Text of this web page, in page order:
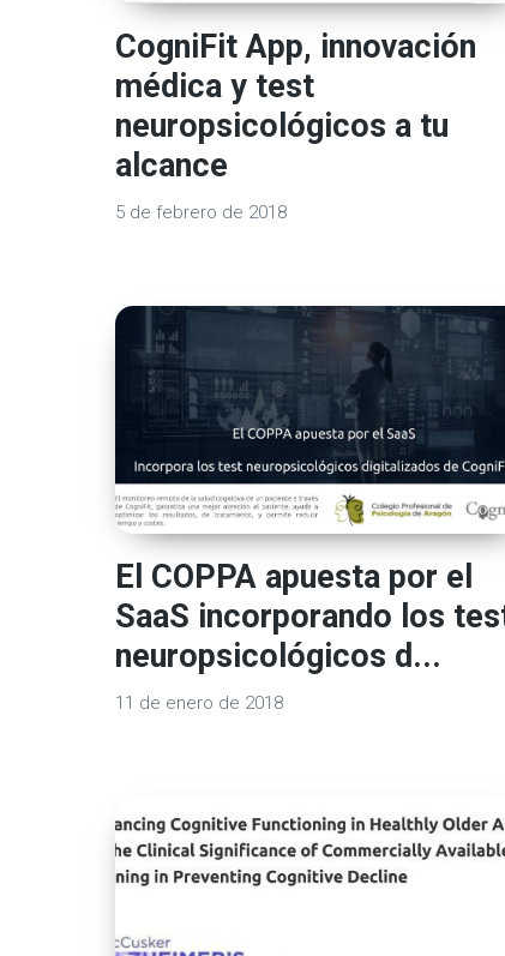
CogniFit App, innovación
médica y test
neuropsicológicos a tu
alcance
5 de febrero de 2018
El COPPA apuesta por el
SaaS incorporando los
neuropsicológicos d...
11 de enero de 2018